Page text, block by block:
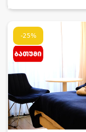
-25%